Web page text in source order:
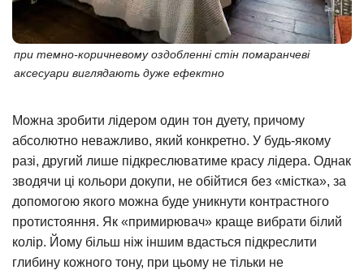
при темно-коричневому оздобленні стін помаранчеві
аксесуари виглядають дуже ефектно
Можна зробити лідером один тон дуету, причому
абсолютно неважливо, який конкретно. У будь-якому
разі, другий лише підкреслюватиме красу лідера. Однак
зводячи ці кольори докупи, не обійтися без «містка», за
допомогою якого можна буде уникнути контрастного
протистояння. Як «примирювач» краще вибрати білий
колір. Йому більш ніж іншим вдасться підкреслити
глибину кожного тону, при цьому не тільки не